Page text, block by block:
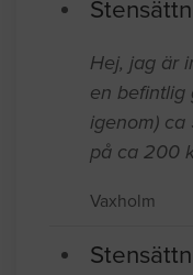
Hej, jag är
en befintlig
igenom) ca
på ca 200
Vaxholm